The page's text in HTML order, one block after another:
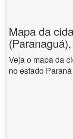
Mapa da
Veja o mapa da
no estado